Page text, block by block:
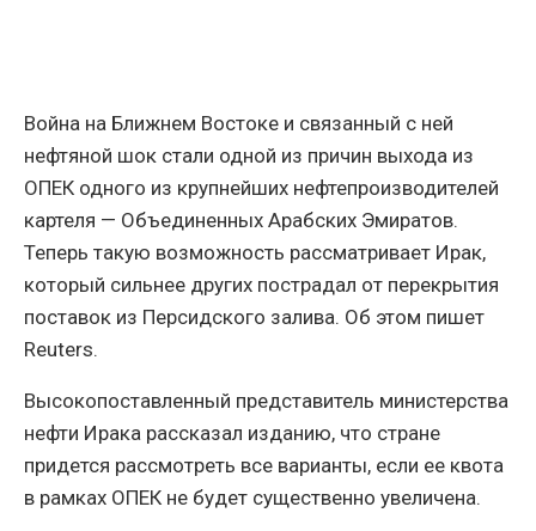
Война на Ближнем Востоке и связанный с ней
нефтяной шок стали одной из причин выхода из
ОПЕК одного из крупнейших нефтепроизводителей
картеля — Объединенных Арабских Эмиратов.
Теперь такую возможность рассматривает Ирак,
который сильнее других пострадал от перекрытия
поставок из Персидского залива. Об этом пишет
Reuters.
Высокопоставленный представитель министерства
нефти Ирака рассказал изданию, что стране
придется рассмотреть все варианты, если ее квота
в рамках ОПЕК не будет существенно увеличена.